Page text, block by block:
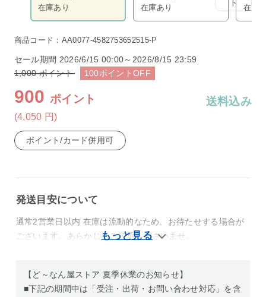
在庫あり
在庫あり
在庫
商品コード：AA0077-4582753652515-P
セール期間 2026/6/15 00:00～2026/8/15 23:59
1,000ポイント 100ポイントOFF
900ポイント
(4,050 円)
送料込み
ポイント/カード併用可
発送目安について
通常2営業日以内 在庫は流動的なため、お待たせする場合が
ございます。あらかじめご了承くださいませ。
【ど～なん屋ストア 夏季休業のお知らせ】
■下記の期間中は「受注・出荷・お問い合わせ対応」を含